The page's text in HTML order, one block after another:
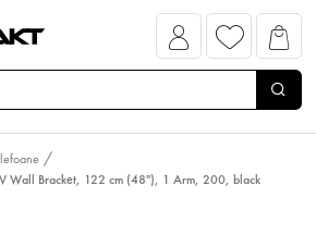
Wall Bracket, 122 cm (48"), 1 Arm, 200, black